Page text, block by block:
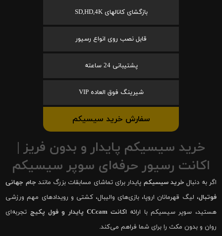
بازگشای کانالهای SD,HD,4K
قابل نصب روی انواع رسیور
پشتیبانی 24 ساعته
شیرینگ فوق العاده VIP
سفارش خرید سیسیکم
خرید سیسیکم پایدار و بدون فریز |
اکانت رسیور حرفه‌ای سوپر سیسیکم
اگر به دنبال خرید سیسیکم پایدار برای تماشای مسابقات بزرگ مانند جام جهانی
فوتبال، لیگ قهرمانان اروپا، بازی‌های والیبال، کشتی و رویدادهای مهم ورزشی
هستید، سوپر سیسیکم با ارائه اکانت CCcam پایدار و فول پکیج
تجربه‌ای
روان و بدون مکث را برای شما فراهم می‌کند.